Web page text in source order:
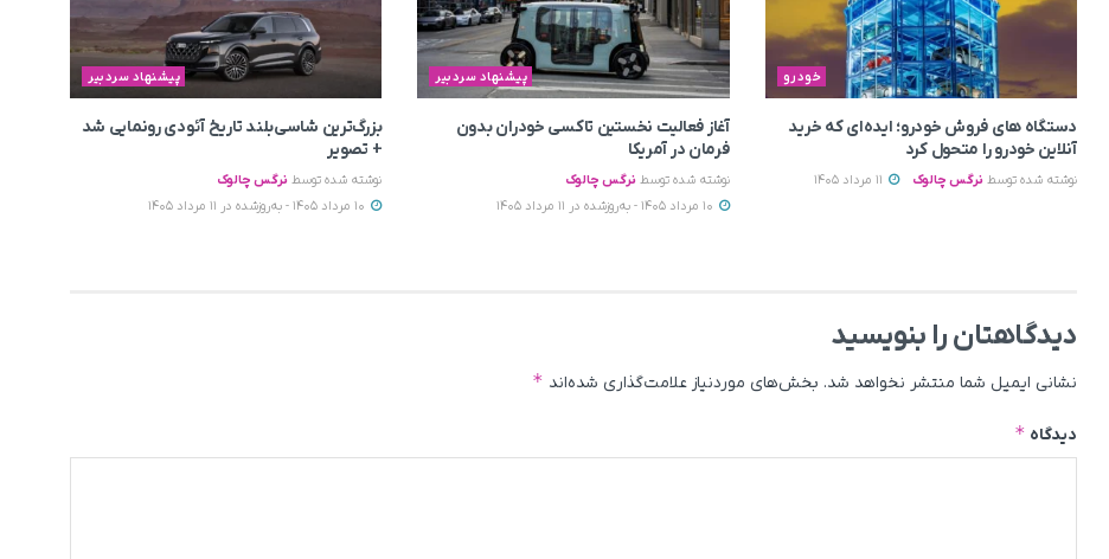
خودرو
دستگاه های فروش خودرو؛ ایده‌ای که خرید
آنلاین خودرو را متحول کرد
نوشته شده توسط نرگس چالوک
پیشنهاد سردبیر
آغاز فعالیت نخستین تاکسی خودران بدون
فرمان در آمریکا
نوشته شده توسط نرگس چالوک
پیشنهاد سردبیر
بزرگ‌ترین شاسی‌بلند تاریخ آئودی رونمایی شد
+ تصویر
نوشته شده توسط نرگس چالوک
دیدگاهتان را بنویسید
نشانی ایمیل شما منتشر نخواهد شد. بخش‌های موردنیاز علامت‌گذاری شده‌اند *
دیدگاه *